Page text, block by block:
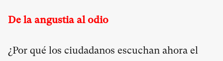
De la angustia al odio
¿Por qué los ciudadanos escuchan ahora el